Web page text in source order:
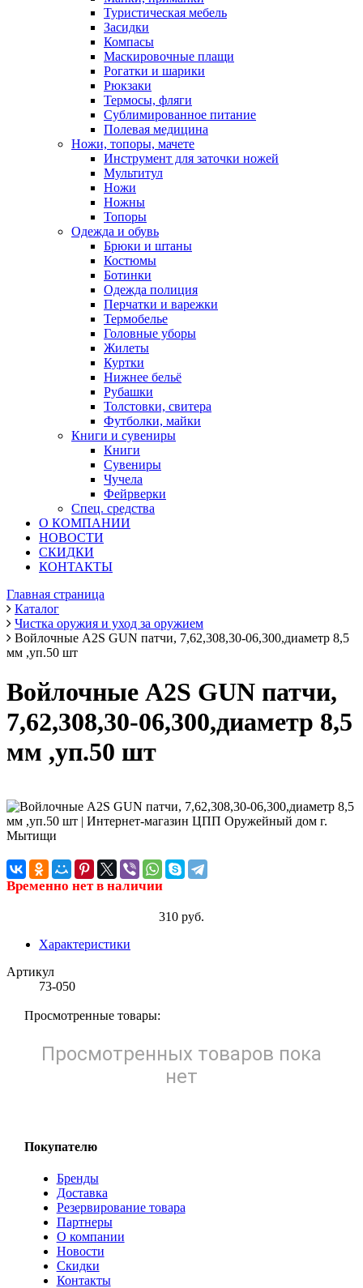
Туристическая мебель
Засидки
Компасы
Маскировочные плащи
Рогатки и шарики
Рюкзаки
Термосы, фляги
Сублимированное питание
Полевая медицина
Ножи, топоры, мачете
Инструмент для заточки ножей
Мультитул
Ножи
Ножны
Топоры
Одежда и обувь
Брюки и штаны
Костюмы
Ботинки
Одежда полиция
Перчатки и варежки
Термобелье
Головные уборы
Жилеты
Куртки
Нижнее бельё
Рубашки
Толстовки, свитера
Футболки, майки
Книги и сувениры
Книги
Сувениры
Чучела
Фейрверки
Спец. средства
О КОМПАНИИ
НОВОСТИ
СКИДКИ
КОНТАКТЫ
Главная страница
Каталог
Чистка оружия и уход за оружием
Войлочные A2S GUN патчи, 7,62,308,30-06,300,диаметр 8,5
мм ,уп.50 шт
Войлочные A2S GUN патчи,
7,62,308,30-06,300,диаметр 8,5
мм ,уп.50 шт
Временно нет в наличии
310 руб.
Характеристики
Артикул
73-050
Просмотренные товары:
Просмотренных товаров пока
нет
Покупателю
Бренды
Доставка
Резервирование товара
Партнеры
О компании
Новости
Скидки
Контакты